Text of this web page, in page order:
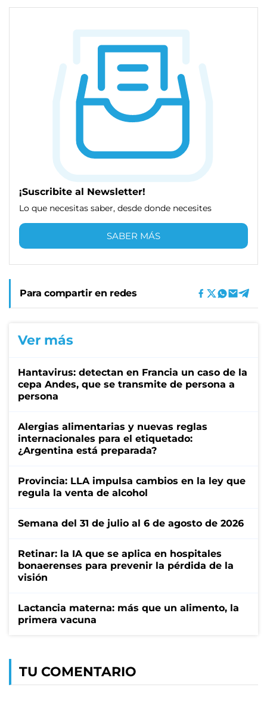
¡Suscribite al Newsletter!
Lo que necesitas saber, desde donde necesites
SABER MÁS
Para compartir en redes
Ver más
Hantavirus: detectan en Francia un caso de la
cepa Andes, que se transmite de persona a
persona
Alergias alimentarias y nuevas reglas
internacionales para el etiquetado:
¿Argentina está preparada?
Provincia: LLA impulsa cambios en la ley que
regula la venta de alcohol
Semana del 31 de julio al 6 de agosto de 2026
Retinar: la IA que se aplica en hospitales
bonaerenses para prevenir la pérdida de la
visión
Lactancia materna: más que un alimento, la
primera vacuna
TU COMENTARIO